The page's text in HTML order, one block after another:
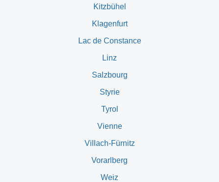
Kitzbühel
Klagenfurt
Lac de Constance
Linz
Salzbourg
Styrie
Tyrol
Vienne
Villach-Fürnitz
Vorarlberg
Weiz